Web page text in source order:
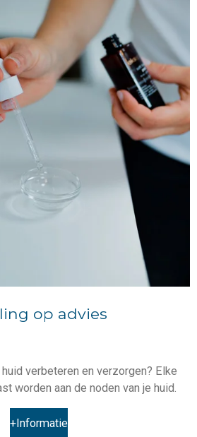
op advies
verbeteren en verzorgen? Elke
worden aan de noden van je huid.
+Informatie